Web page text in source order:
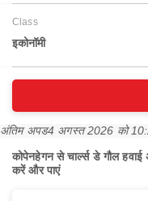
Class
इकोनॉमी
अंतिम अपड4 अगस्त 2026 को
कोपेनहेगन से चार्ल्स डे गौल
करें और पाएं